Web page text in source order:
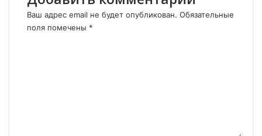
н
я
Ваш адрес email не будет опубликован. Обязательные
поля помечены *